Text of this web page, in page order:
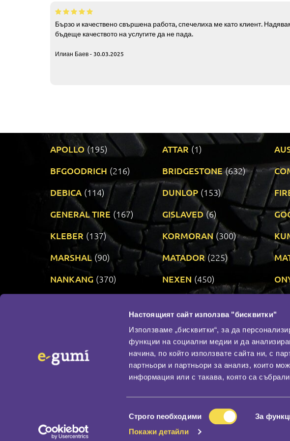
Настоящият сайт използва "бисквитки"
Използваме „бисквитки“, за да
функции на социални медии и да
начина, по който използвате сайта ни, с
партньори и партньори за анализ, които
информация или с такава, която са
на
съгласие
Строго nеобходими За
Покажи детайли
Бързо и качествено свършена работа, спечелиха ме като клиент.
бъдеще качеството на услугите да не пада.
Илиан Баев - 30.03.2025
APOLLO (195) ATTAR (1)
BFGOODRICH (216) BRIDGESTONE (632)
DEBICA (114) DUNLOP (153)
GENERAL TIRE (167) GISLAVED (6)
KLEBER (137) KORMORAN (300)
MARSHAL (90) MATADOR (225)
NANKANG (370) NEXEN (450)
По бранд
Промотирани гуми
Доставка и плащане
Политика за поверителност